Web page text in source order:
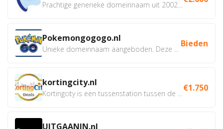
Pokemongogogo.nl Bieden
kortingcity.nl €1.750
UITGAANIN.nl